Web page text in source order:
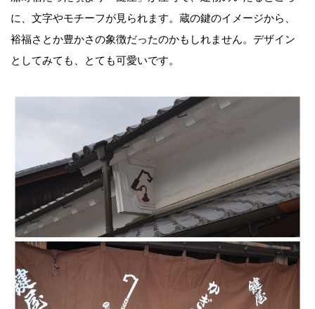
に、文字やモチーフが見られます。蔵の鍵のイメージから、
裕福さとか豊かさの象徴だったのかもしれません。デザイン
としてみても、とても可愛いです。